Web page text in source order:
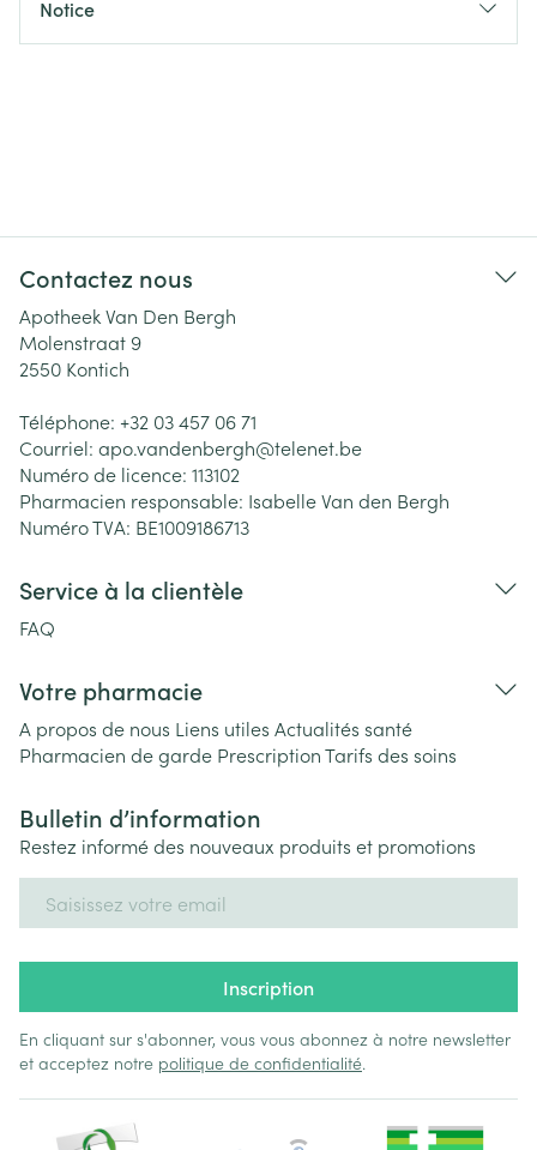
Notice
Contactez nous
Apotheek Van Den Bergh
Molenstraat 9
2550 Kontich
Téléphone: +32 03 457 06 71
Courriel: apo.vandenbergh@telenet.be
Numéro de licence: 113102
Pharmacien responsable: Isabelle Van den Bergh
Numéro TVA: BE1009186713
Service à la clientèle
FAQ
Votre pharmacie
A propos de nous Liens utiles Actualités santé
Pharmacien de garde PrescriptionTarifs des soins
Bulletin d’information
Restez informé des nouveaux produits et promotions
Inscription
En cliquant sur s'abonner, vous vous abonnez à notre newsletter
et acceptez notre politique de confidentialité.